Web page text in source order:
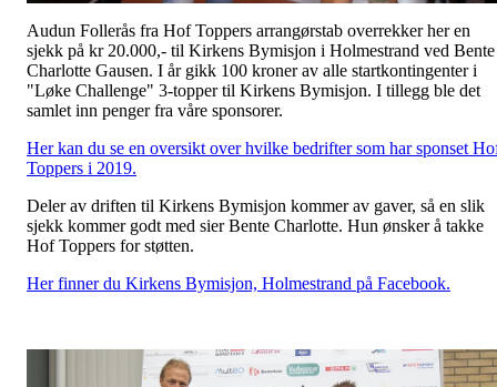
Audun Follerås fra Hof Toppers arrangørstab overrekker her en
sjekk på kr 20.000,- til Kirkens Bymisjon i Holmestrand ved Bente
Charlotte Gausen. I år gikk 100 kroner av alle startkontingenter i
"Løke Challenge" 3-topper til Kirkens Bymisjon. I tillegg ble det
samlet inn penger fra våre sponsorer.
Her kan du se en oversikt over hvilke bedrifter som har sponset
Toppers i 2019.
Deler av driften til Kirkens Bymisjon kommer av gaver, så en slik
sjekk kommer godt med sier Bente Charlotte. Hun ønsker å takke
Hof Toppers for støtten.
Her finner du Kirkens Bymisjon, Holmestrand på Facebook.